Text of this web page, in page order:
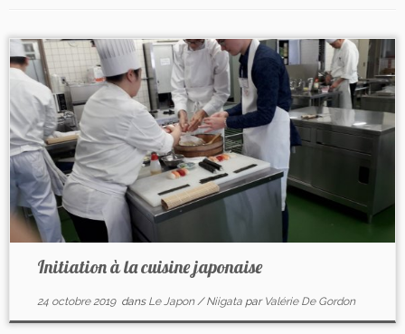
Initiation à la cuisine japonaise
24 octobre 2019dans Le Japon/Niigata par Valérie De Gordon